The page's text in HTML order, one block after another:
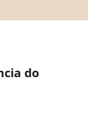
do